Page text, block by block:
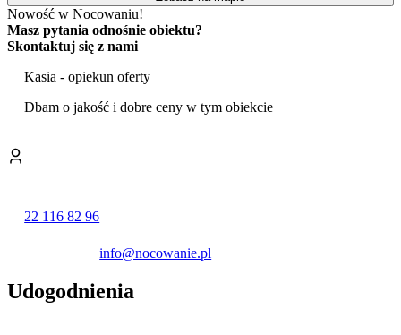
Obiekt stanowi odpowiednią propozycję dla rodzin z dziećmi oraz
grup poszukujących bazy wypadowej do aktywnego spędzania
czasu w austriackich Alpach.
Nowość w Nocowaniu!
Masz pytania odnośnie obiektu?
Skontaktuj się z nami
Kasia - opiekun oferty
Dbam o jakość i dobre ceny w tym obiekcie
22 116 82 96
info@nocowanie.pl
Udogodnienia